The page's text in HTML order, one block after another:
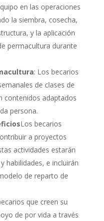
en las operaciones
la siembra, cosecha,
y la aplicación
permacultura durante
: Los becarios
de clases de
contenidos adaptados
persona.
Los becarios
a proyectos
actividades estarán
habilidades, e incluirán
de reparto de
que creen su
de por vida a través